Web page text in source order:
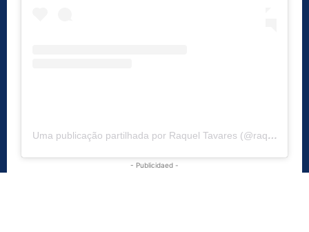
Uma publicação partilhada por Raquel Tavares (@raqueltavaresofficial)
- Publicidaed -